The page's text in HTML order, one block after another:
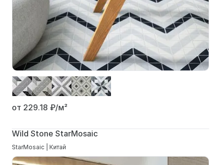
от 229.18 ₽/м²
Wild Stone StarMosaic
StarMosaic | Китай